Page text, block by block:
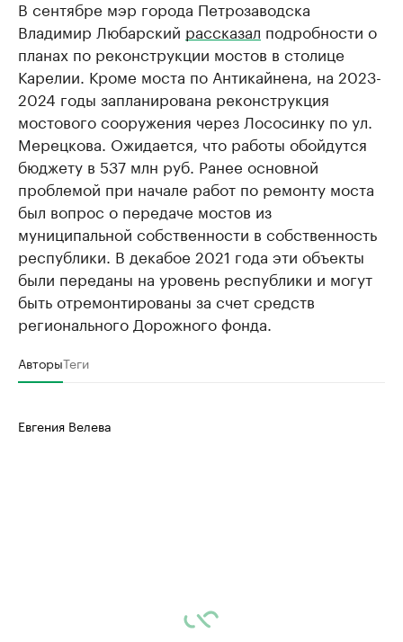
В сентябре мэр города Петрозаводска
Владимир Любарский рассказал подробности о
планах по реконструкции мостов в столице
Карелии. Кроме моста по Антикайнена, на 2023-
2024 годы запланирована реконструкция
мостового сооружения через Лососинку по ул.
Мерецкова. Ожидается, что работы обойдутся
бюджету в 537 млн руб. Ранее основной
проблемой при начале работ по ремонту моста
был вопрос о передаче мостов из
муниципальной собственности в собственность
республики. В декабое 2021 года эти объекты
были переданы на уровень республики и могут
быть отремонтированы за счет средств
регионального Дорожного фонда.
АвторыТеги
Евгения Велева